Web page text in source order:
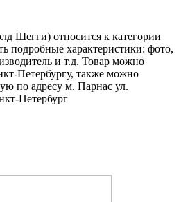
Шегги) относится к категории
подробные характеристики: фото,
и т.д. Товар можно
Петербургу, также можно
по адресу м. Парнас ул.
Петербург